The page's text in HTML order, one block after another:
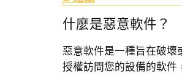
什麼是惡意軟件？
惡意軟件是一種旨在破壞
授權訪問您的設備的軟件